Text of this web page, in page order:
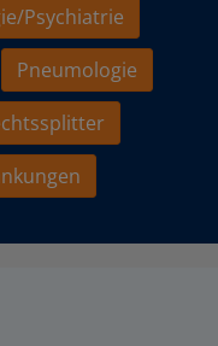
Psychiatrie
Pneumologie